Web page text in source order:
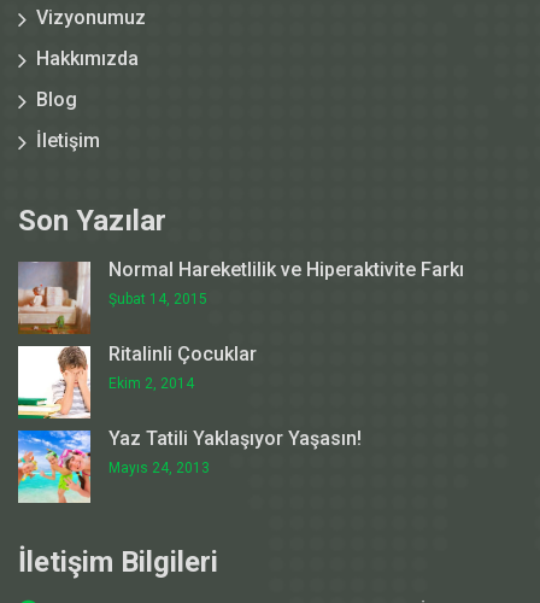
Vizyonumuz
Hakkımızda
Blog
İletişim
Son Yazılar
Normal Hareketlilik ve Hiperaktivite Farkı
Şubat 14, 2015
Ritalinli Çocuklar
Ekim 2, 2014
Yaz Tatili Yaklaşıyor Yaşasın!
Mayıs 24, 2013
İletişim Bilgileri